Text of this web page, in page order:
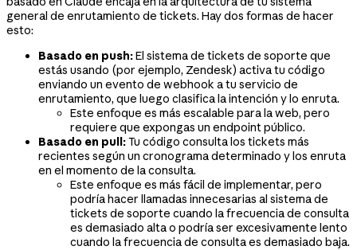
general de enrutamiento de tickets. Hay dos formas de hacer
esto:
Basado en push:El sistema de tickets de soporte que
estás usando (por ejemplo, Zendesk) activa tu código
enviando un evento de webhook a tu servicio de
enrutamiento, que luego clasifica la intención y lo enruta.
Este enfoque es más escalable para la web, pero
requiere que expongas un endpoint público.
Basado en pull:Tu código consulta los tickets más
recientes según un cronograma determinado y los enruta
en el momento de la consulta.
Este enfoque es más fácil de implementar, pero
podría hacer llamadas innecesarias al sistema de
tickets de soporte cuando la frecuencia de consulta
es demasiado alta o podría ser excesivamente lento
cuando la frecuencia de consulta es demasiado baja.